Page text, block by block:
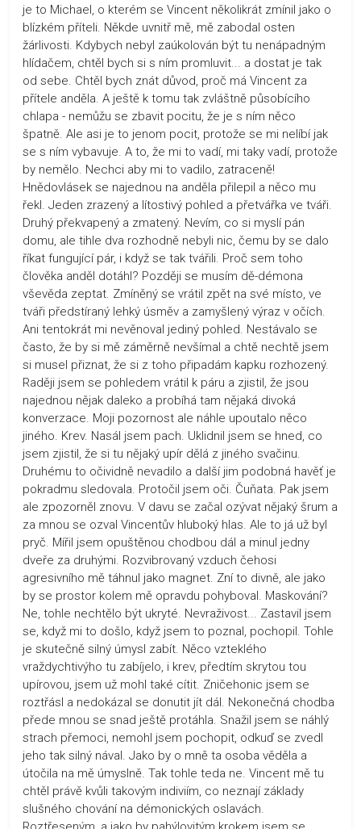
je to Michael, o kterém se Vincent několikrát zmínil jako o
blízkém příteli. Někde uvnitř mě, mě zabodal osten
žárlivosti. Kdybych nebyl zaúkolován být tu nenápadným
hlídačem, chtěl bych si s ním promluvit... a dostat je tak
od sebe. Chtěl bych znát důvod, proč má Vincent za
přítele anděla. A ještě k tomu tak zvláštně působícího
chlapa - nemůžu se zbavit pocitu, že je s ním něco
špatně. Ale asi je to jenom pocit, protože se mi nelíbí jak
se s ním vybavuje. A to, že mi to vadí, mi taky vadí, protože
by nemělo. Nechci aby mi to vadilo, zatraceně!
Hnědovlásek se najednou na anděla přilepil a něco mu
řekl. Jeden zrazený a lítostivý pohled a přetvářka ve tváři.
Druhý překvapený a zmatený. Nevím, co si myslí pán
domu, ale tihle dva rozhodně nebyli nic, čemu by se dalo
říkat fungující pár, i když se tak tvářili. Proč sem toho
člověka anděl dotáhl? Později se musím dě-démona
vševěda zeptat. Zmíněný se vrátil zpět na své místo, ve
tváři předstíraný lehký úsměv a zamyšlený výraz v očích.
Ani tentokrát mi nevěnoval jediný pohled. Nestávalo se
často, že by si mě záměrně nevšímal a chtě nechtě jsem
si musel přiznat, že si z toho připadám kapku rozhozený.
Raději jsem se pohledem vrátil k páru a zjistil, že jsou
najednou nějak daleko a probíhá tam nějaká divoká
konverzace. Moji pozornost ale náhle upoutalo něco
jiného. Krev. Nasál jsem pach. Uklidnil jsem se hned, co
jsem zjistil, že si tu nějaký upír dělá z jiného svačinu.
Druhému to očividně nevadilo a další jim podobná havěť je
pokradmu sledovala. Protočil jsem oči. Čuňata. Pak jsem
ale zpozorněl znovu. V davu se začal ozývat nějaký šrum a
za mnou se ozval Vincentův hluboký hlas. Ale to já už byl
pryč. Mířil jsem opuštěnou chodbou dál a minul jedny
dveře za druhými. Rozvibrovaný vzduch čehosi
agresivního mě táhnul jako magnet. Zní to divně, ale jako
by se prostor kolem mě opravdu pohyboval. Maskování?
Ne, tohle nechtělo být ukryté. Nevraživost... Zastavil jsem
se, když mi to došlo, když jsem to poznal, pochopil. Tohle
je skutečně silný úmysl zabít. Něco vzteklého
vraždychtivýho tu zabíjelo, i krev, předtím skrytou tou
upírovou, jsem už mohl také cítit. Zničehonic jsem se
roztřásl a nedokázal se donutit jít dál. Nekonečná chodba
přede mnou se snad ještě protáhla. Snažil jsem se náhlý
strach přemoci, nemohl jsem pochopit, odkuď se zvedl
jeho tak silný nával. Jako by o mně ta osoba věděla a
útočila na mě úmyslně. Tak tohle teda ne. Vincent mě tu
chtěl právě kvůli takovým indiviím, co neznají základy
slušného chování na démonických oslavách.